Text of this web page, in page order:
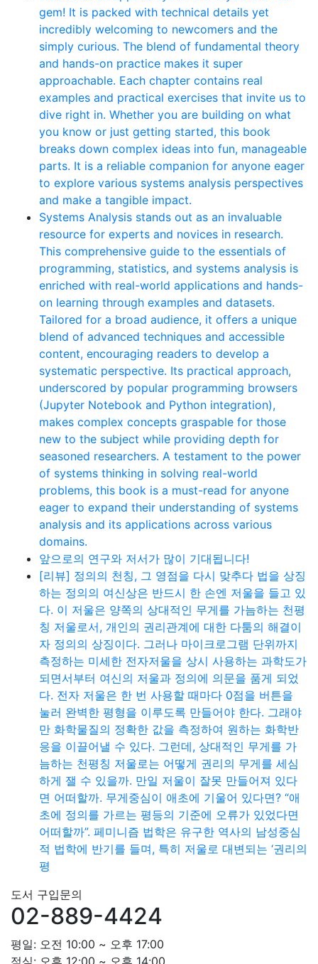
gem! It is packed with technical details yet
incredibly welcoming to newcomers and the
simply curious. The blend of fundamental theory
and hands-on practice makes it super
approachable. Each chapter contains real
examples and practical exercises that invite us to
dive right in. Whether you are building on what
you know or just getting started, this book
breaks down complex ideas into fun, manageable
parts. It is a reliable companion for anyone eager
to explore various systems analysis perspectives
and make a tangible impact.
Systems Analysis stands out as an invaluable
resource for experts and novices in research.
This comprehensive guide to the essentials of
programming, statistics, and systems analysis is
enriched with real-world applications and hands-
on learning through examples and datasets.
Tailored for a broad audience, it offers a unique
blend of advanced techniques and accessible
content, encouraging readers to develop a
systematic perspective. Its practical approach,
underscored by popular programming browsers
(Jupyter Notebook and Python integration),
makes complex concepts graspable for those
new to the subject while providing depth for
seasoned researchers. A testament to the power
of systems thinking in solving real-world
problems, this book is a must-read for anyone
eager to expand their understanding of systems
analysis and its applications across various
domains.
앞으로의 연구와 저서가 많이 기대됩니다!
[리뷰] 정의의 천칭, 그 영점을 다시 맞추다 법을 상징
하는 정의의 여신상은 반드시 한 손엔 저울을 들고 있
다. 이 저울은 양쪽의 상대적인 무게를 가늠하는 천평
칭 저울로서, 개인의 권리관계에 대한 다툼의 해결이
자 정의의 상징이다. 그러나 마이크로그램 단위까지
측정하는 미세한 전자저울을 상시 사용하는 과학도가
되면서부터 여신의 저울과 정의에 의문을 품게 되었
다. 전자 저울은 한 번 사용할 때마다 0점을 버튼을
눌러 완벽한 평형을 이루도록 만들어야 한다. 그래야
만 화학물질의 정확한 값을 측정하여 원하는 화학반
응을 이끌어낼 수 있다. 그런데, 상대적인 무게를 가
늠하는 천평칭 저울로는 어떻게 권리의 무게를 세심
하게 잴 수 있을까. 만일 저울이 잘못 만들어져 있다
면 어떠할까. 무게중심이 애초에 기울어 있다면? “애
초에 정의를 가르는 평등의 기준에 오류가 있었다면
어떠할까”. 페미니즘 법학은 유구한 역사의 남성중심
적 법학에 반기를 들며, 특히 저울로 대변되는 ‘권리의
평
도서 구입문의
02-889-4424
평일: 오전 10:00 ~ 오후 17:00
점심: 오후 12:00 ~ 오후 14:00